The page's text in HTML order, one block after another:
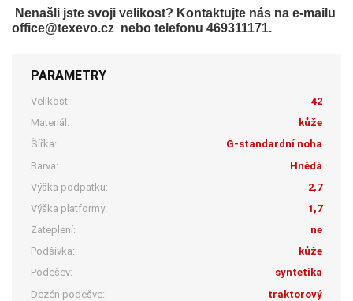
Nenašli jste svoji velikost? Kontaktujte nás na e-mailu
office@texevo.cz nebo telefonu 469311171.
PARAMETRY
Velikost:
42
Materiál:
kůže
Šířka:
G-standardní noha
Barva:
Hnědá
Výška podpatku:
2,7
Výška platformy:
1,7
Zateplení:
ne
Podšívka:
kůže
Podešev:
syntetika
Dezén podešve:
traktorový